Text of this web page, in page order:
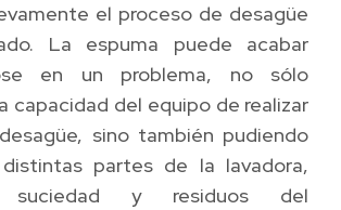
el proceso de desagüe
La espuma puede acabar
en un problema, no sólo
capacidad del equipo de realizar
sino también pudiendo
partes de la lavadora,
suciedad y residuos del